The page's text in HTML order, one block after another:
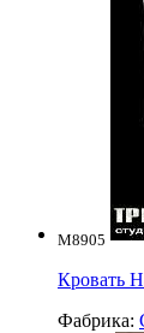
M8905
Кровать
Фабрика: